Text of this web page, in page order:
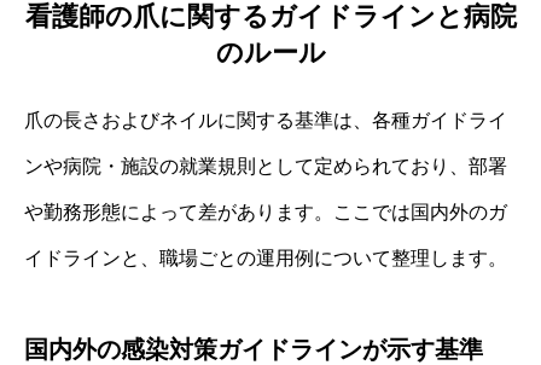
看護師の爪に関するガイドラインと病院
のルール
爪の長さおよびネイルに関する基準は、各種ガイドライ
ンや病院・施設の就業規則として定められており、部署
や勤務形態によって差があります。ここでは国内外のガ
イドラインと、職場ごとの運用例について整理します。
国内外の感染対策ガイドラインが示す基準